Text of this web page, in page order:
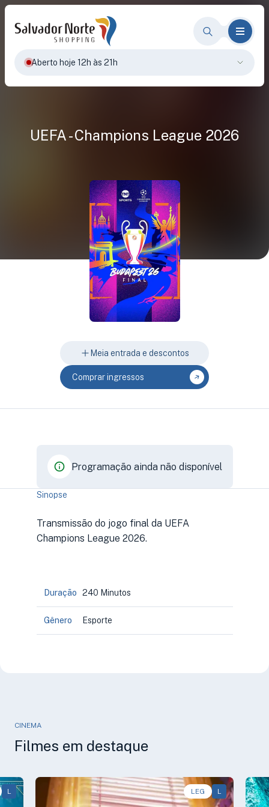
Aberto hoje 12h às 21h
UEFA - Champions League 2026
Meia entrada e descontos
Comprar ingressos
Programação ainda não disponível
Sinopse
Transmissão do jogo final da UEFA
Champions League 2026.
Duração 240 Minutos
Gênero Esporte
CINEMA
Filmes em destaque
L LEG L
Animação, Aventura, Comédia • • 1h40